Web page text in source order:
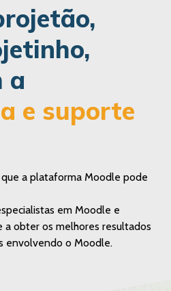
a
e suporte
a plataforma Moodle pode
em Moodle e
a obter os melhores resultados
envolvendo o Moodle.